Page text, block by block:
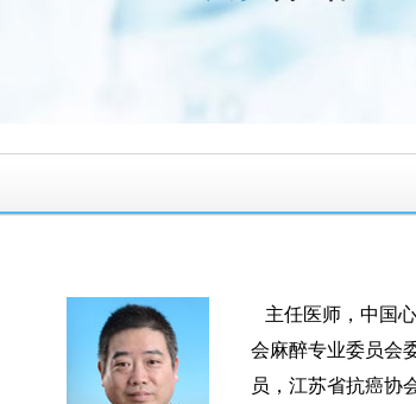
主任医师，中国
会麻醉专业委员会
员，江苏省抗癌协